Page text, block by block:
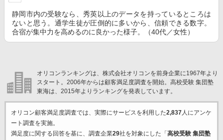
静岡市内の受験なら、秀英以上のデータを持っているところは
ないと思う。通学生徒が圧倒的に多いから、信頼できる数字。
合宿が集中力を高めるのに良かった様子。（40代／女性）
オリコンランキングは、株式会社オリコンを前身企業に1967年より
スタート。2006年からは顧客満足度調査を開始。高校受験 集団塾
東海は、2015年よりランキングを発表しています。
オリコン顧客満足度調査では、実際にサービスを利用した2,837人にアンケ
ート調査を実施。
満足度に関する回答を基に、調査企業29社を対象にした「 高校受験 集団塾